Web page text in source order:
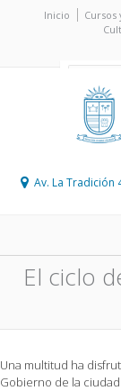
Inicio Cursos
Av. La Tradición
El ciclo
Una multitud ha
Gobierno de la